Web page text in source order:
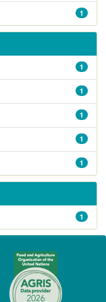
1
1
1
1
1
1
1